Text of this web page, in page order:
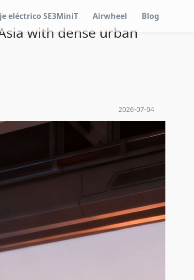
eléctrico SE3MiniT Airwheel Blog
with dense urban
2026-07-04